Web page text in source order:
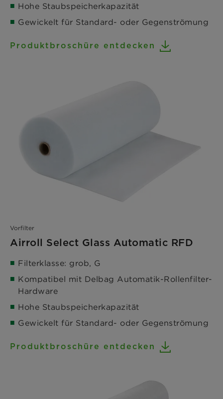
Hohe Staubspeicherkapazität
Gewickelt für Standard- oder Gegenströmung
Produktbroschüre entdecken
Vorfilter
Airroll Select Glass Automatic RFD
Filterklasse: grob, G
Kompatibel mit Delbag Automatik-Rollenfilter-
Hardware
Hohe Staubspeicherkapazität
Gewickelt für Standard- oder Gegenströmung
Produktbroschüre entdecken